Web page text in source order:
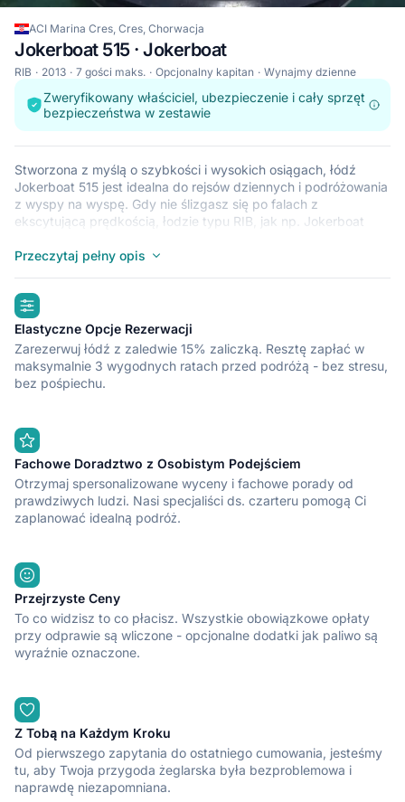
ACI Marina Cres, Cres, Chorwacja
Jokerboat 515 · Jokerboat
RIB 2013 7 gości maks. Opcjonalny kapitan Wynajmy dzienne
Zweryfikowany właściciel, ubezpieczenie i cały sprzęt
bezpieczeństwa w zestawie
Stworzona z myślą o szybkości i wysokich osiągach, łódź
Jokerboat 515 jest idealna do rejsów dziennych i podróżowania
z wyspy na wyspę. Gdy nie ślizgasz się po falach z
ekscytującą prędkością, łodzie typu RIB, jak np. Jokerboat
zanurzeniu w krystalicznie czystych wodach miejsc takich jak
przygodę na morzu z udziałem nawet 7 gości. Rozpocznij rejs
z przystani ACI Marina Cres i przygotuj się na podróż życia.
Przeczytaj pełny opis
highlights
Elastyczne Opcje Rezerwacji
Zarezerwuj łódź z zaledwie 15% zaliczką. Resztę zapłać w
maksymalnie 3 wygodnych ratach przed podróżą - bez stresu,
bez pośpiechu.
Fachowe Doradztwo z Osobistym Podejściem
Otrzymaj spersonalizowane wyceny i fachowe porady od
prawdziwych ludzi. Nasi specjaliści ds. czarteru pomogą Ci
zaplanować idealną podróż.
Przejrzyste Ceny
To co widzisz to co płacisz. Wszystkie obowiązkowe opłaty
przy odprawie są wliczone - opcjonalne dodatki jak paliwo są
wyraźnie oznaczone.
Z Tobą na Każdym Kroku
Od pierwszego zapytania do ostatniego cumowania, jesteśmy
tu, aby Twoja przygoda żeglarska była bezproblemowa i
naprawdę niezapomniana.